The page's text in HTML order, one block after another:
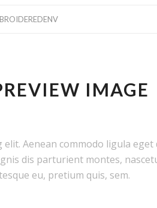
IMAGE
Aenean commodo ligula eget
dis parturient montes,
eu, pretium quis, sem.